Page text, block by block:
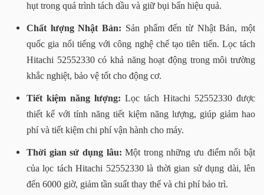
hụt trong quá trình tách dầu và giữ bụi bẩn hiệu quả.
Chất lượng Nhật Bản: Sản phẩm đến từ Nhật Bản, một
quốc gia nổi tiếng với công nghệ chế tạo tiên tiến. Lọc tách
Hitachi 52552330 có khả năng hoạt động trong môi trường
khắc nghiệt, bảo vệ tốt cho động cơ.
Tiết kiệm năng lượng: Lọc tách Hitachi 52552330 được
thiết kế với tính năng tiết kiệm năng lượng, giúp giảm hao
phí và tiết kiệm chi phí vận hành cho máy.
Thời gian sử dụng lâu: Một trong những ưu điểm nổi bật
của lọc tách Hitachi 52552330 là thời gian sử dụng dài, lên
đến 6000 giờ, giảm tần suất thay thế và chi phí bảo trì.